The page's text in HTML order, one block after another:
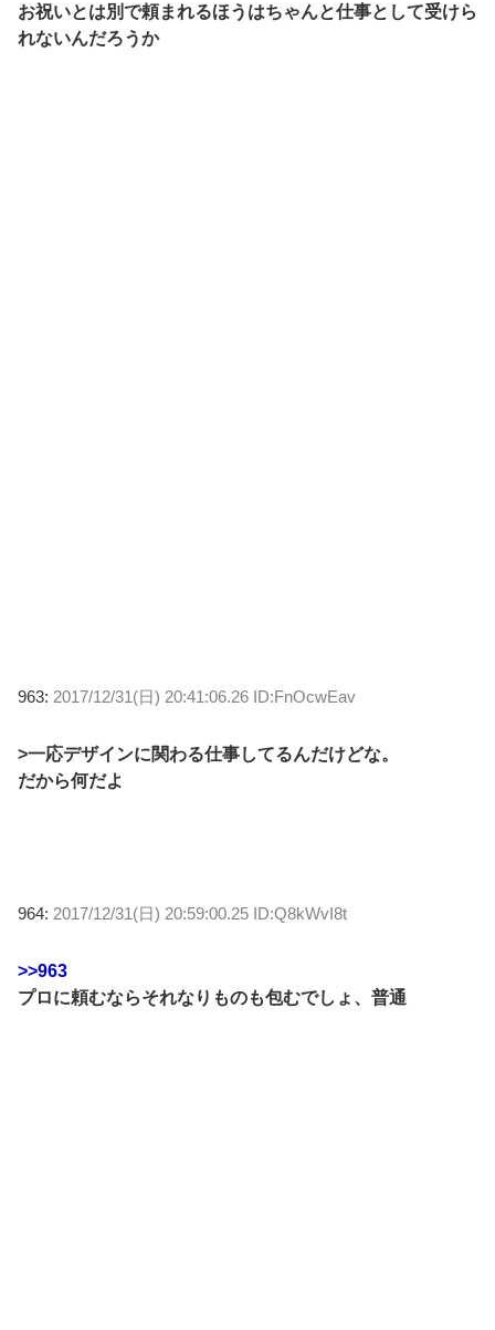
お祝いとは別で頼まれるほうはちゃんと仕事として受けら
れないんだろうか
963: 2017/12/31(日) 20:41:06.26 ID:FnOcwEav
>一応デザインに関わる仕事してるんだけどな。
だから何だよ
964: 2017/12/31(日) 20:59:00.25 ID:Q8kWvI8t
>>963
プロに頼むならそれなりものも包むでしょ、普通